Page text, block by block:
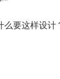
么要这样设计